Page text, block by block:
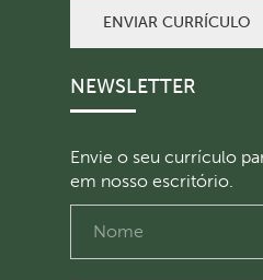
ENVIAR CURRÍCULO
NEWSLETTER
Envie o seu currículo
em nosso escritório.